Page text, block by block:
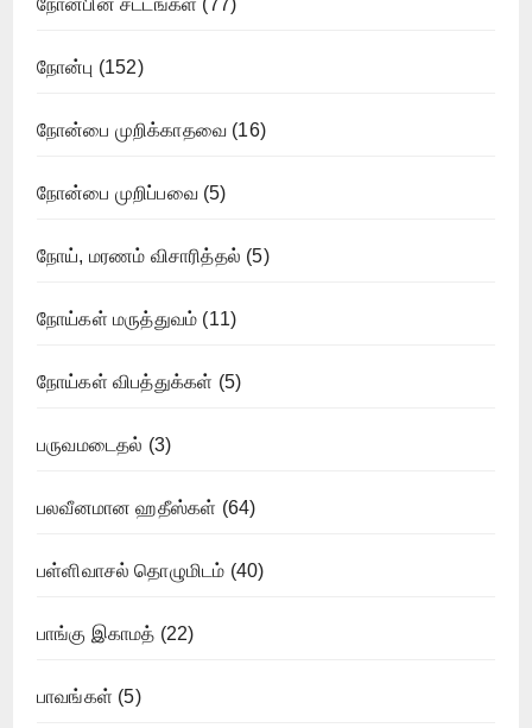
நோன்பின் சட்டங்கள் (77)
நோன்பு (152)
நோன்பை முறிக்காதவை (16)
நோன்பை முறிப்பவை(5)
நோய், மரணம் விசாரித்தல் (5)
நோய்கள் மருத்துவம் (11)
நோய்கள் விபத்துக்கள் (5)
பருவமடைதல் (3)
பலவீனமான ஹதீஸ்கள் (64)
பள்ளிவாசல் தொழுமிடம் (40)
பாங்கு இகாமத் (22)
பாவங்கள் (5)